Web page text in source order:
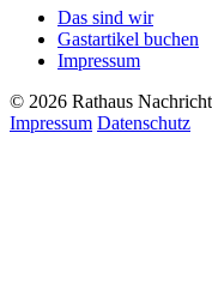
Das sind wir
Gastartikel buchen
Impressum
© 2026 Rathaus
Impressum Datenschutz